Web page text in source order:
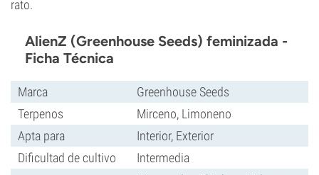
rato.
AlienZ (Greenhouse Seeds) feminizada -
Ficha Técnica
Marca
Greenhouse Seeds
Terpenos
Mirceno, Limoneno
Apta para
Interior, Exterior
Dificultad de cultivo
Intermedia